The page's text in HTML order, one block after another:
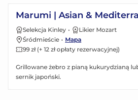
Marumi | Asian &
restaurant
Selekcja Kinley •
Likier Mozart
Śródmieście • Mapa
99 zł (+ 12 zł opłaty rezerwacyjnej)
Grillowane żebro z pianą kukurydzianą
sernik japoński.